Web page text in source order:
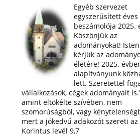
Egyéb szervezet
egyszerűsített éves
beszámolója 2025.
Köszönjük az
adományokat!
kérjük az
életére! 2025.
alapítványunk
lett. Szeretettel
vállalkozások, cégek adományait
amint eltökélte szívében, nem
szomorúságból, vagy
mert a jókedvű adakozót szereti az
Korintus levél 9,7